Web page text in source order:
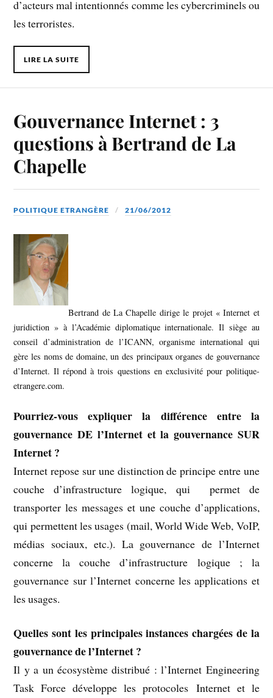
d’acteurs mal intentionnés comme les cybercriminels ou
les terroristes.
LIRE LA SUITE
Gouvernance Internet : 3
questions à Bertrand de La
Chapelle
POLITIQUE ETRANGÈRE 21/06/2012
Bertrand de La Chapelle dirige le projet « Internet et
juridiction » à l’Académie diplomatique internationale. Il siège au
conseil d’administration de l’ICANN, organisme international qui
gère les noms de domaine, un des principaux organes de gouvernance
d’Internet. Il répond à trois questions en exclusivité pour politique-
etrangere.com.
Pourriez-vous expliquer la différence entre la
gouvernance DE l’Internet et la gouvernance SUR
Internet ?
Internet repose sur une distinction de principe entre une
couche d’infrastructure logique, qui permet de
transporter les messages et une couche d’applications,
qui permettent les usages (mail, World Wide Web, VoIP,
médias sociaux, etc.). La gouvernance de l’Internet
concerne la couche d’infrastructure logique ; la
gouvernance sur l’Internet concerne les applications et
les usages.
Quelles sont les principales instances chargées de la
gouvernance de l’Internet ?
Il y a un écosystème distribué : l’Internet Engineering
Task Force développe les protocoles Internet et le